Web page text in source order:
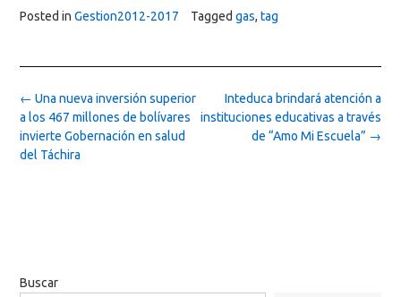
Posted in Gestion2012-2017 Tagged gas, tag
Post
navigation
Inteduca brindará atención a
instituciones educativas a través
de “Amo Mi Escuela” →
← Una nueva inversión superior
a los 467 millones de bolívares
invierte Gobernación en salud
del Táchira
Buscar